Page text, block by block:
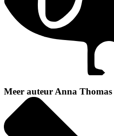
Meer auteur Anna Thomas